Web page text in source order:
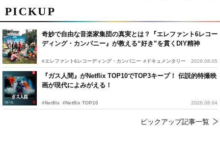
PICKUP
奇妙で自由な音楽家集団の真実とは？『エレファント6レコー
ディング・カンパニー』が教える“好き”を貫くDIY精神
#エレファント6レコーディング・カンパニー #ドキュメンタリー 2026.08.05
『ガス人間』がNetflix TOP10でTOP3キープ！ 伝説的特撮映
画が現代によみがえる！
#Netflix #Netflix TOP10 2026.08.04
ピックアップ記事一覧